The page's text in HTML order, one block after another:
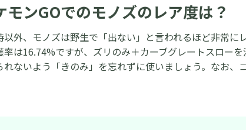
モンGOでのモノズのレア度は？
以外、モノズは野生で「出ない」と言われるほど非常
率は16.74%ですが、ズリのみ＋カーブグレートスロー
れないよう「きのみ」を忘れずに使いましょう。なお